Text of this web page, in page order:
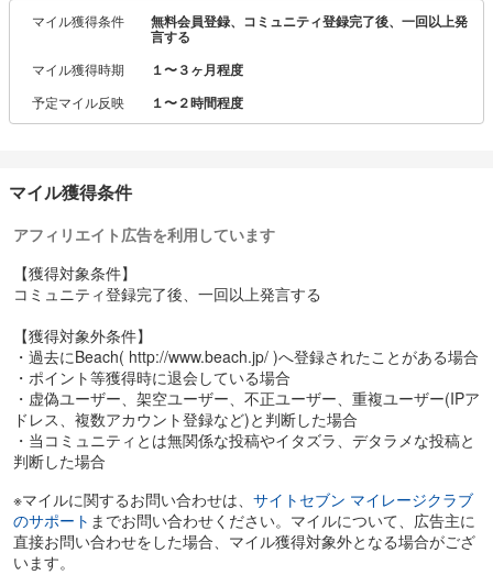
マイル獲得条件 無料会員登録、コミュニティ登録完了後、一回以上発
言する
マイル獲得時期 １〜３ヶ月程度
予定マイル反映 １〜２時間程度
マイル獲得条件
アフィリエイト広告を利用しています
【獲得対象条件】
コミュニティ登録完了後、一回以上発言する
【獲得対象外条件】
・過去にBeach( http://www.beach.jp/ )へ登録されたことがある場合
・ポイント等獲得時に退会している場合
・虚偽ユーザー、架空ユーザー、不正ユーザー、重複ユーザー(IPア
ドレス、複数アカウント登録など)と判断した場合
・当コミュニティとは無関係な投稿やイタズラ、デタラメな投稿と
判断した場合
※マイルに関するお問い合わせは、 サイトセブン マイレージクラブ
のサポート までお問い合わせください。マイルについて、広告主に
直接お問い合わせをした場合、マイル獲得対象外となる場合がござ
います。